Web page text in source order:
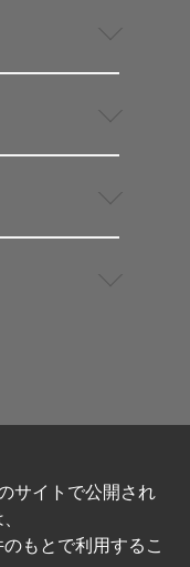
サイトで公開され
もとで利用するこ